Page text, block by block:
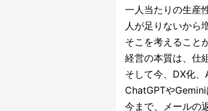
一人当たりの生産
人が足りないから
そこを考えること
経営の本質は、仕
そして今、DX化、
ChatGPTやGemini
今まで、メールの